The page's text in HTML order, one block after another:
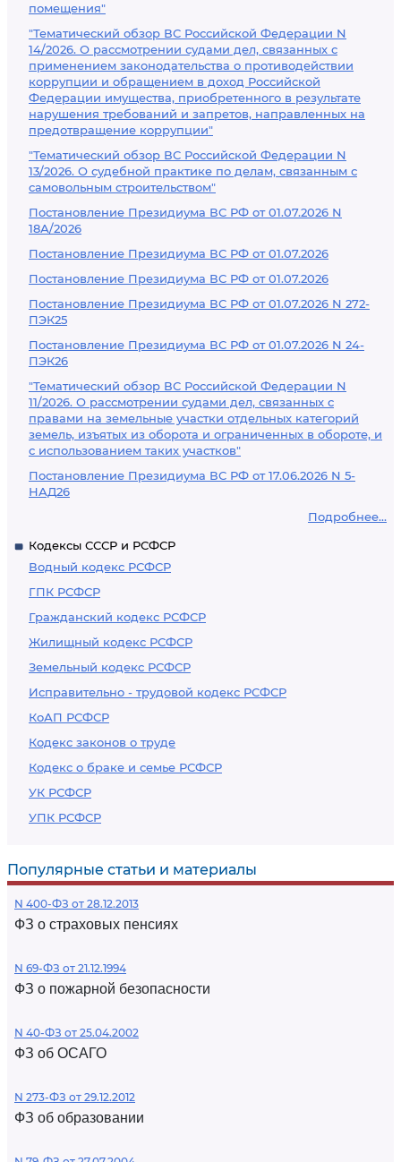
помещения"
"Тематический обзор ВС Российской Федерации N
14/2026. О рассмотрении судами дел, связанных с
применением законодательства о противодействии
коррупции и обращением в доход Российской
Федерации имущества, приобретенного в результате
нарушения требований и запретов, направленных на
предотвращение коррупции"
"Тематический обзор ВС Российской Федерации N
13/2026. О судебной практике по делам, связанным с
самовольным строительством"
Постановление Президиума ВС РФ от 01.07.2026 N
18А/2026
Постановление Президиума ВС РФ от 01.07.2026
Постановление Президиума ВС РФ от 01.07.2026
Постановление Президиума ВС РФ от 01.07.2026 N 272-
ПЭК25
Постановление Президиума ВС РФ от 01.07.2026 N 24-
ПЭК26
"Тематический обзор ВС Российской Федерации N
11/2026. О рассмотрении судами дел, связанных с
правами на земельные участки отдельных категорий
земель, изъятых из оборота и ограниченных в обороте, и
с использованием таких участков"
Постановление Президиума ВС РФ от 17.06.2026 N 5-
НАД26
Подробнее...
Кодексы СССР и РСФСР
Водный кодекс РСФСР
ГПК РСФСР
Гражданский кодекс РСФСР
Жилищный кодекс РСФСР
Земельный кодекс РСФСР
Исправительно - трудовой кодекс РСФСР
КоАП РСФСР
Кодекс законов о труде
Кодекс о браке и семье РСФСР
УК РСФСР
УПК РСФСР
Популярные статьи и материалы
N 400-ФЗ от 28.12.2013
ФЗ о страховых пенсиях
N 69-ФЗ от 21.12.1994
ФЗ о пожарной безопасности
N 40-ФЗ от 25.04.2002
ФЗ об ОСАГО
N 273-ФЗ от 29.12.2012
ФЗ об образовании